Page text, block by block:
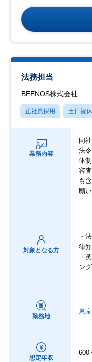
法務担当
BEENOS株式会社
正社員採用 土日祝
業務内容
同
法
体
審
も
願
対象となる方
・
律
・
ン
勤務地
東
想定年収
600